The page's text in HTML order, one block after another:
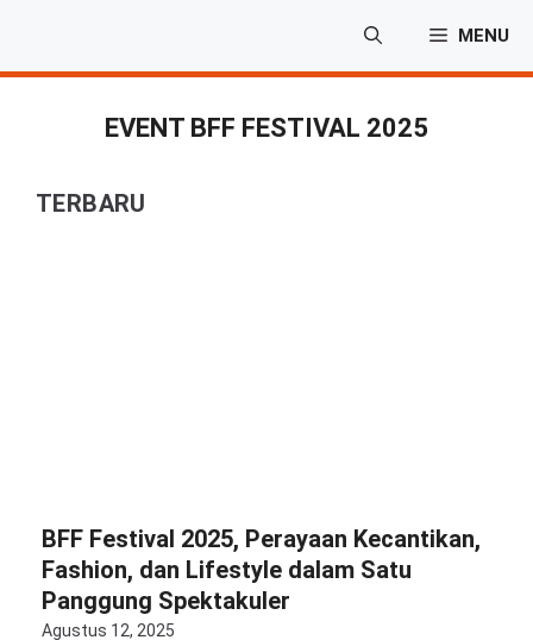
isi
MENU
EVENT BFF FESTIVAL 2025
TERBARU
BFF Festival 2025, Perayaan Kecantikan,
Fashion, dan Lifestyle dalam Satu
Panggung Spektakuler
Agustus 12, 2025